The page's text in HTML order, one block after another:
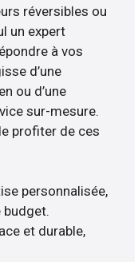
réversibles ou
un expert
à vos
d’une
ou d’une
sur-mesure.
profiter de ces
personnalisée,
budget.
et durable,